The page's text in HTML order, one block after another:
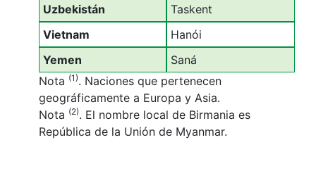
Uzbekistán
Taskent
Vietnam
Hanói
Yemen
Saná
Nota (1). Naciones que pertenecen
geográficamente a Europa y Asia.
Nota (2). El nombre local de Birmania es
República de la Unión de Myanmar.